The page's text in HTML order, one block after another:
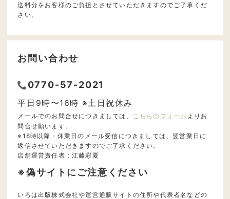
送料分をお客様のご負担とさせていただきますのでご了承くだ
さい。
お問い合わせ
0770-57-2021
平日9時〜16時 ※土日祝休み
メールでのお問合せにつきましては、 こちらのフォーム よりお
問合せ願います。
※18時以降・休業日のメール受信につきましては、翌営業日に
返信させていただきますのでご了承ください。
店舗運営責任者：江藤彩夏
※偽サイトにご注意ください
いろは出版株式会社や運営通販サイトの住所や代表者名などの